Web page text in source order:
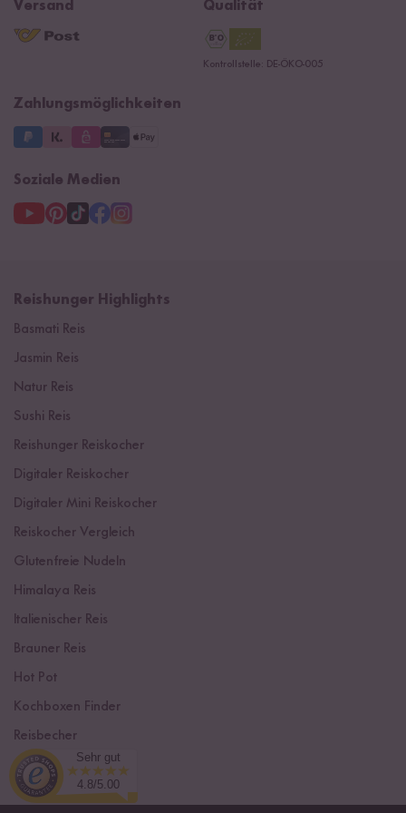
Kontaktformular
Navacopah
Reishunger Gutscheine
Versand Qualität
Kontrollstelle: DE-ÖKO-005
Zahlungsmöglichkeiten
Soziale Medien
Reishunger Highlights
Basmati Reis
Jasmin Reis
Natur Reis
Sushi Reis
Reishunger Reiskocher
Digitaler Reiskocher
Digitaler Mini Reiskocher
Reiskocher Vergleich
Glutenfreie Nudeln
Himalaya Reis
Italienischer Reis
Brauner Reis
Hot Pot
Kochboxen Finder
Reisbecher
Sushi Einsteiger Box
Sehr gut
4.8/5.00